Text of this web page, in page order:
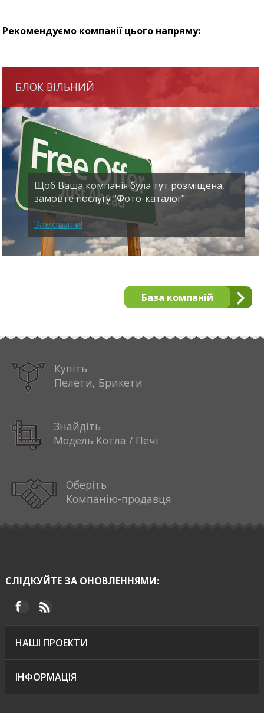
Рекомендуємо компанії цього напряму:
БЛОК ВІЛЬНИЙ
Щоб Ваша компанія була тут розміщена,
замовте послугу "Фото-каталог"
Замовити!
База компаній
Купіть
Пелети, Брикети
Знайдіть
Модель Котла / Печі
Оберіть
Компанію-продавця
СЛІДКУЙТЕ ЗА ОНОВЛЕННЯМИ:
НАШІ ПРОЕКТИ
ІНФОРМАЦІЯ